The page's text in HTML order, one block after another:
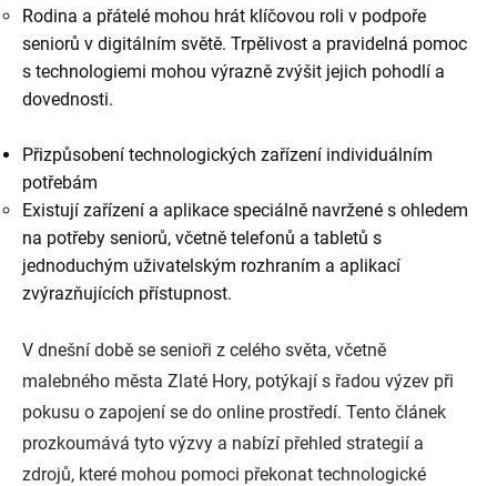
Rodina a přátelé mohou hrát klíčovou roli v podpoře
seniorů v digitálním světě. Trpělivost a pravidelná pomoc
s technologiemi mohou výrazně zvýšit jejich pohodlí a
dovednosti.
Přizpůsobení technologických zařízení individuálním
potřebám
Existují zařízení a aplikace speciálně navržené s ohledem
na potřeby seniorů, včetně telefonů a tabletů s
jednoduchým uživatelským rozhraním a aplikací
zvýrazňujících přístupnost.
V dnešní době se senioři z celého světa, včetně
malebného města Zlaté Hory, potýkají s řadou výzev při
pokusu o zapojení se do online prostředí. Tento článek
prozkoumává tyto výzvy a nabízí přehled strategií a
zdrojů, které mohou pomoci překonat technologické